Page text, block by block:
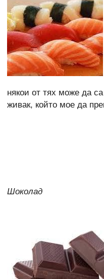
някои от тях може да
живак, който мое да
Шоколад